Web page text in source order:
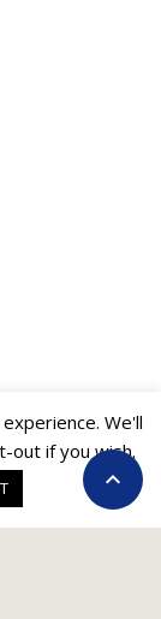

We'll
out if you wish.